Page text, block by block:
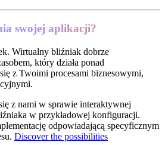
swojej aplikacji?
Wirtualny bliźniak dobrze
który działa ponad
z Twoimi procesami biznesowymi,
z nami w sprawie interaktywnej
w przykładowej konfiguracji.
odpowiadającą specyficznym
Discover the possibilities